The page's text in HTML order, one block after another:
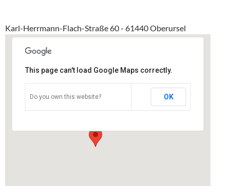
Karl-Herrmann-Flach-Straße 60 - 61440 Oberursel
Karl-Herrmann-Flach-Straße 60 - Oberursel
Veranstaltungen
This page can't load Google Maps correctly.
Do you own this website? OK